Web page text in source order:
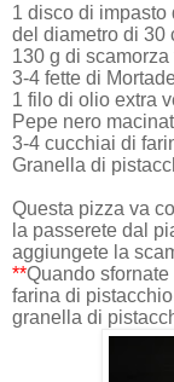
1 disco di
del diametro di 30
130 g di
3-4 fette di
1 filo di olio extra
Pepe nero
3-4 cucchiai di
Granella di
Questa pizza va
la passerete dal
aggiungete la
**Quando
farina di
granella di